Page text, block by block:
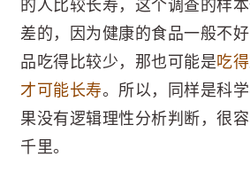
的人比较长寿，这个调查的样
差的，因为健康的食品一般不
品吃得比较少，那也可能是吃
才可能长寿。所以，同样是科
果没有逻辑理性分析判断，很
千里。